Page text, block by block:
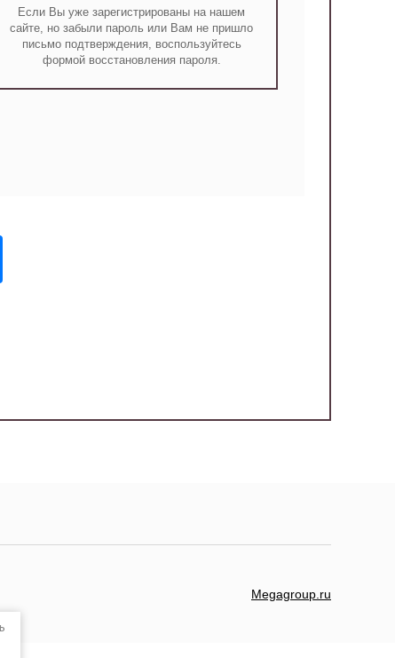
Если Вы уже зарегистрированы на нашем
сайте, но забыли пароль или Вам не пришло
письмо подтверждения, воспользуйтесь
формой восстановления пароля.
Megagroup.ru